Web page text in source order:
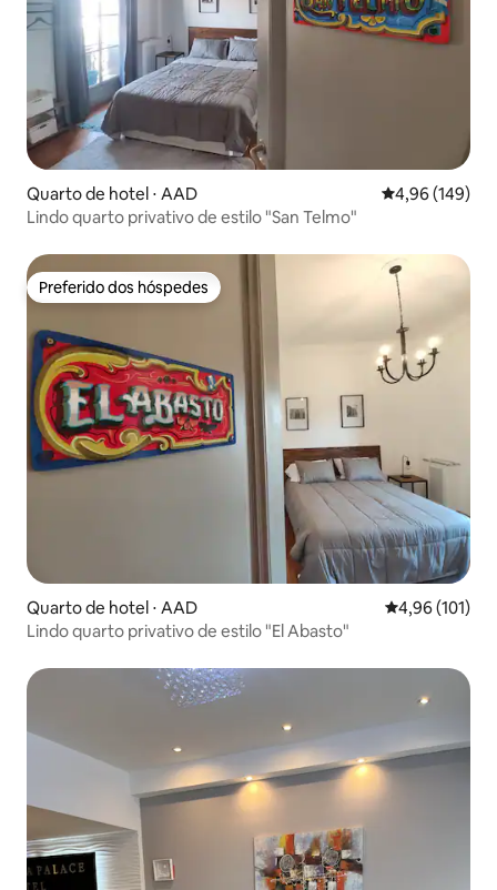
Quarto de hotel ⋅ AAD 4,96 de uma
4,96 (149)
Lindo quarto privativo de estilo "San Telmo"
Preferido dos hóspedes
Preferido dos hóspedes
Quarto de hotel ⋅ AAD 4,96 de uma
4,96 (101)
Lindo quarto privativo de estilo "El Abasto"